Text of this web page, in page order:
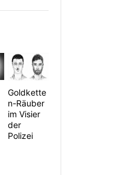
Goldkette
n-Räuber
im Visier
der
Polizei